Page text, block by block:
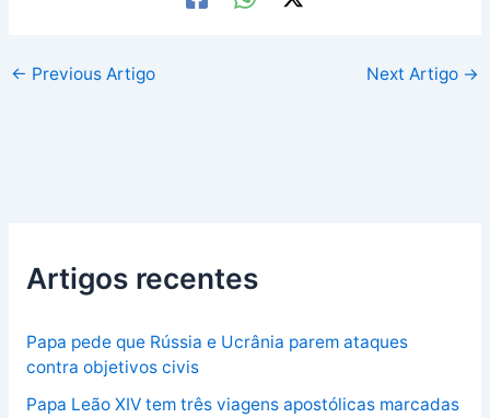
← Previous Artigo Next Artigo →
Artigos recentes
Papa pede que Rússia e Ucrânia parem ataques
contra objetivos civis
Papa Leão XIV tem três viagens apostólicas marcadas